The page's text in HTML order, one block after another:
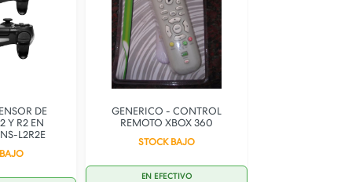
DE
Y R2 EN
L2R2E
GENERICO - CONTROL
REMOTO XBOX 360
STOCK BAJO
EN EFECTIVO